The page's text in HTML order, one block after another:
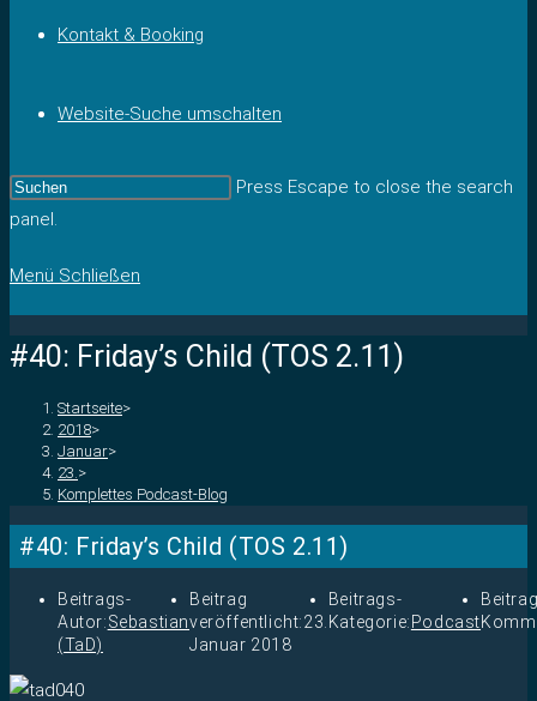
Kontakt & Booking
Website-Suche umschalten
Press Escape to close the search
panel.
Menü Schließen
#40: Friday’s Child (TOS 2.11)
Startseite>
2018>
Januar>
23. >
Komplettes Podcast-Blog
#40: Friday’s Child (TOS 2.11)
Beitrags-
Autor:Sebastian
(TaD)
Beitrag
veröffentlicht:23.
Januar 2018
Beitrags-
Kategorie: Podcast